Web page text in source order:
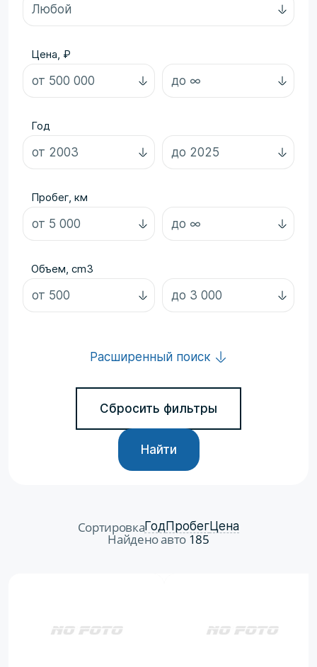
Цена, ₽
Год
Пробег, км
Объем, cm3
Расширенный поиск
Сбросить фильтры
Найти
СортировкаГодПробегЦена
Найдено авто 185